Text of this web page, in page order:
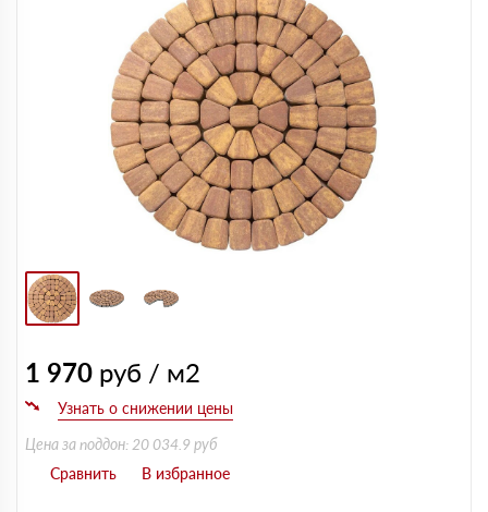
1 970 руб / м2
Цена за поддон: 20 034.9 руб